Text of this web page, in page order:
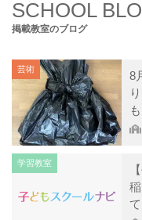
SCHOOL
掲載教室のブログ
芸術
8
学習教室